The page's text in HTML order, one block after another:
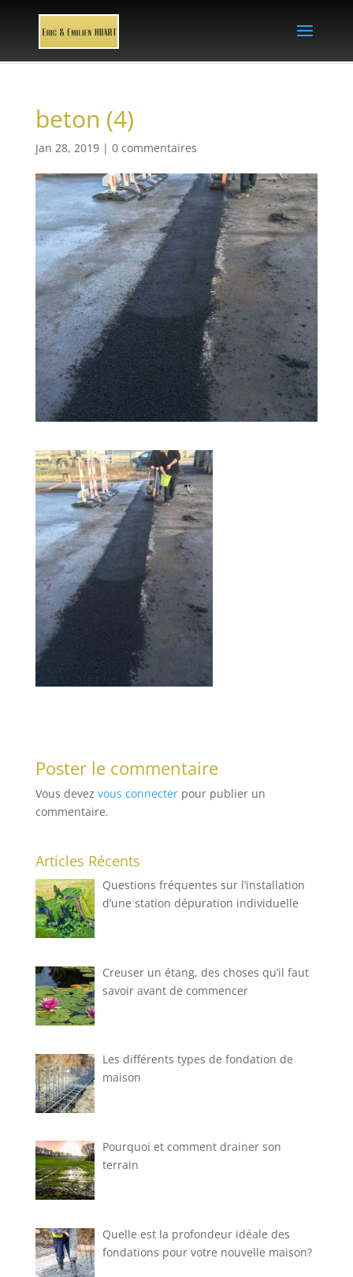
beton (4)
Jan 28, 2019| 0 commentaires
Poster le commentaire
Vous devez vous connecterpour publier un
commentaire.
Articles Récents
Questions fréquentes sur l’installation
d’une station dépuration individuelle
Creuser un étang, des choses qu’il faut
savoir avant de commencer
Les différents types de fondation de
maison
Pourquoi et comment drainer son
terrain
Quelle est la profondeur idéale des
fondations pour votre nouvelle maison?